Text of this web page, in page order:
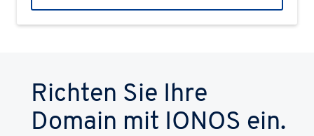
Richten Sie Ihre
Domain mit IONOS ein.